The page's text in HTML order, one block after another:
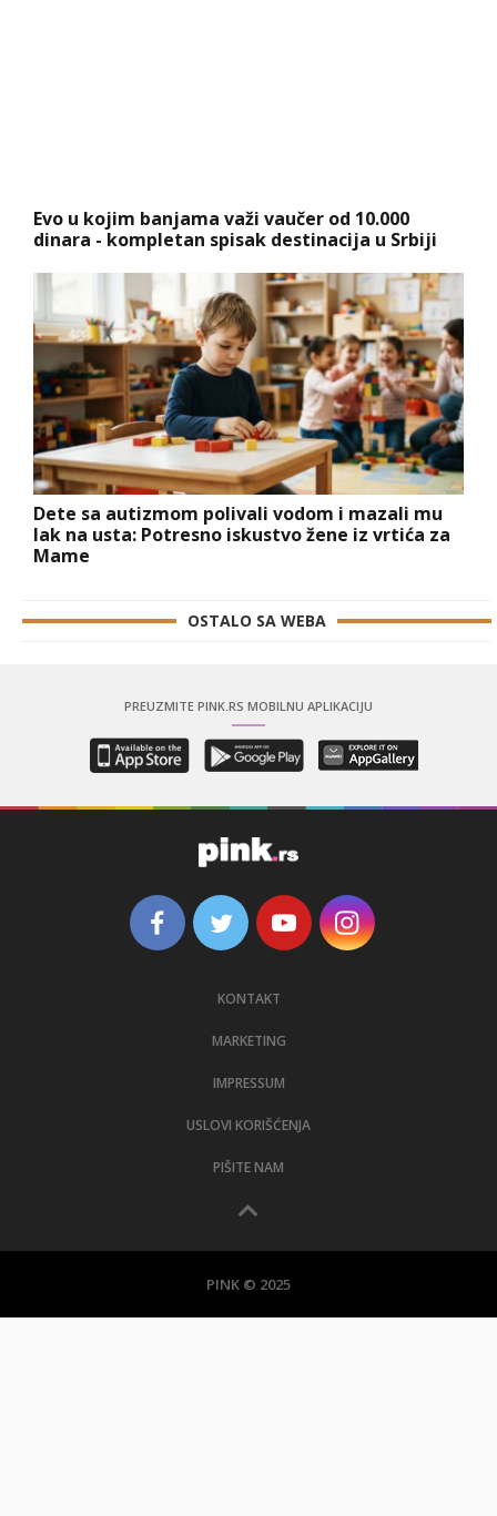
Evo u kojim banjama važi vaučer od 10.000
dinara - kompletan spisak destinacija u Srbiji
Dete sa autizmom polivali vodom i mazali mu
lak na usta: Potresno iskustvo žene iz vrtića za
Mame
OSTALO SA WEBA
PREUZMITE PINK.RS MOBILNU APLIKACIJU
KONTAKT
MARKETING
IMPRESSUM
USLOVI KORIŠĆENJA
PIŠITE NAM
PINK © 2025